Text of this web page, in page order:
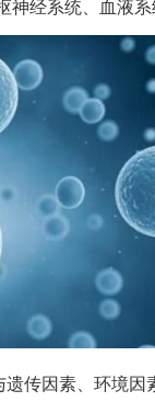
经系统、血液系
传因素、环境因